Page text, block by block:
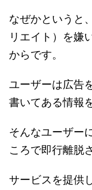
なぜかというと
リエイト）を嫌
からです。
ユーザーは広告
書いてある情報
そんなユーザー
ころで即行離脱
サービスを提供